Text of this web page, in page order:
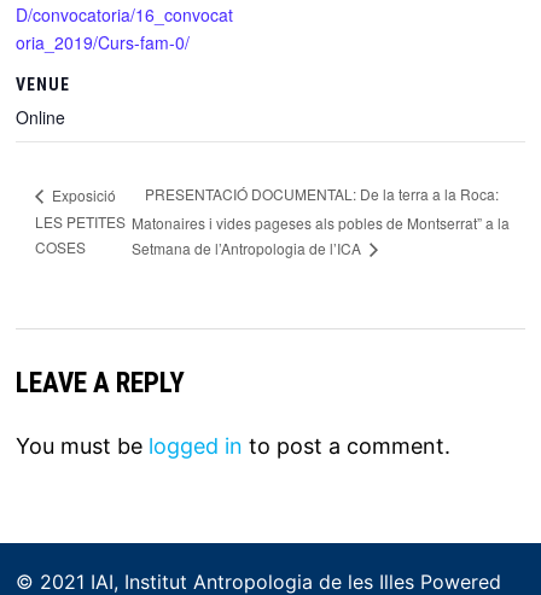
D/convocatoria/16_convocat
oria_2019/Curs-fam-0/
VENUE
Online
Exposició
LES PETITES
COSES
PRESENTACIÓ DOCUMENTAL: De la terra a la Roca:
Matonaires i vides pageses als pobles de Montserrat” a la
Setmana de l’Antropologia de l’ICA
LEAVE A REPLY
You must be logged in to post a comment.
© 2021 IAI, Institut Antropologia de les Illes Powered